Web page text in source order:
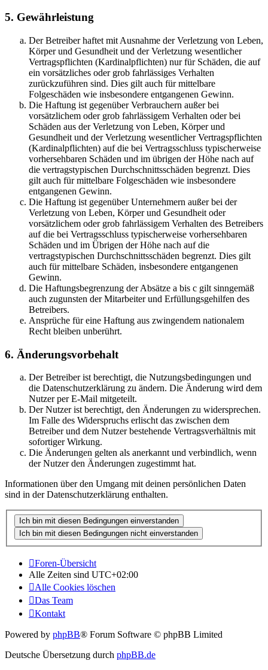
5. Gewährleistung
Der Betreiber haftet mit Ausnahme der Verletzung von Leben,
Körper und Gesundheit und der Verletzung wesentlicher
Vertragspflichten (Kardinalpflichten) nur für Schäden, die auf
ein vorsätzliches oder grob fahrlässiges Verhalten
zurückzuführen sind. Dies gilt auch für mittelbare
Folgeschäden wie insbesondere entgangenen Gewinn.
Die Haftung ist gegenüber Verbrauchern außer bei
vorsätzlichem oder grob fahrlässigem Verhalten oder bei
Schäden aus der Verletzung von Leben, Körper und
Gesundheit und der Verletzung wesentlicher Vertragspflichten
(Kardinalpflichten) auf die bei Vertragsschluss typischerweise
vorhersehbaren Schäden und im übrigen der Höhe nach auf
die vertragstypischen Durchschnittsschäden begrenzt. Dies
gilt auch für mittelbare Folgeschäden wie insbesondere
entgangenen Gewinn.
Die Haftung ist gegenüber Unternehmern außer bei der
Verletzung von Leben, Körper und Gesundheit oder
vorsätzlichem oder grob fahrlässigem Verhalten des Betreibers
auf die bei Vertragsschluss typischerweise vorhersehbaren
Schäden und im Übrigen der Höhe nach auf die
vertragstypischen Durchschnittsschäden begrenzt. Dies gilt
auch für mittelbare Schäden, insbesondere entgangenen
Gewinn.
Die Haftungsbegrenzung der Absätze a bis c gilt sinngemäß
auch zugunsten der Mitarbeiter und Erfüllungsgehilfen des
Betreibers.
Ansprüche für eine Haftung aus zwingendem nationalem
Recht bleiben unberührt.
6. Änderungsvorbehalt
Der Betreiber ist berechtigt, die Nutzungsbedingungen und
die Datenschutzerklärung zu ändern. Die Änderung wird dem
Nutzer per E-Mail mitgeteilt.
Der Nutzer ist berechtigt, den Änderungen zu widersprechen.
Im Falle des Widerspruchs erlischt das zwischen dem
Betreiber und dem Nutzer bestehende Vertragsverhältnis mit
sofortiger Wirkung.
Die Änderungen gelten als anerkannt und verbindlich, wenn
der Nutzer den Änderungen zugestimmt hat.
Informationen über den Umgang mit deinen persönlichen Daten
sind in der Datenschutzerklärung enthalten.
Foren-Übersicht
Alle Zeiten sind UTC+02:00
Alle Cookies löschen
Das Team
Kontakt
Powered by phpBB® Forum Software © phpBB Limited
Deutsche Übersetzung durch phpBB.de